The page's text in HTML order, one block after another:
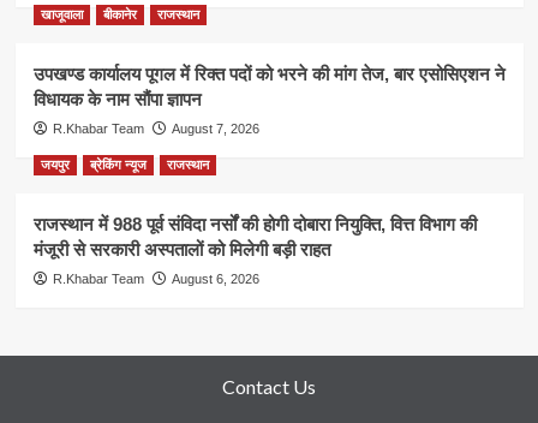
खाजूवाला बीकानेर राजस्थान
उपखण्ड कार्यालय पूगल में रिक्त पदों को भरने की मांग तेज, बार एसोसिएशन ने
विधायक के नाम सौंपा ज्ञापन
R.Khabar Team August 7, 2026
जयपुर ब्रेकिंग न्यूज राजस्थान
राजस्थान में 988 पूर्व संविदा नर्सों की होगी दोबारा नियुक्ति, वित्त विभाग की
मंजूरी से सरकारी अस्पतालों को मिलेगी बड़ी राहत
R.Khabar Team August 6, 2026
Contact Us